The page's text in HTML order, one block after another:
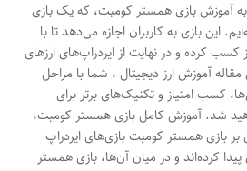
آموزش بازی همستر کومبت، که یک بازی
این بازی به کاربران اجازه می‌دهد تا با
کسب کرده و در نهایت از ایردراپ‌های ارزهای
آموزش ارز دیجیتال ، شما با مراحل
کسب امتیاز و تکنیک‌های برتر برای
شد. آموزش کامل بازی همستر کومبت،
بر بازی همستر کومبت بازی‌های ایردراپ
پیدا کرده‌اند و در میان آن‌ها، بازی همستر